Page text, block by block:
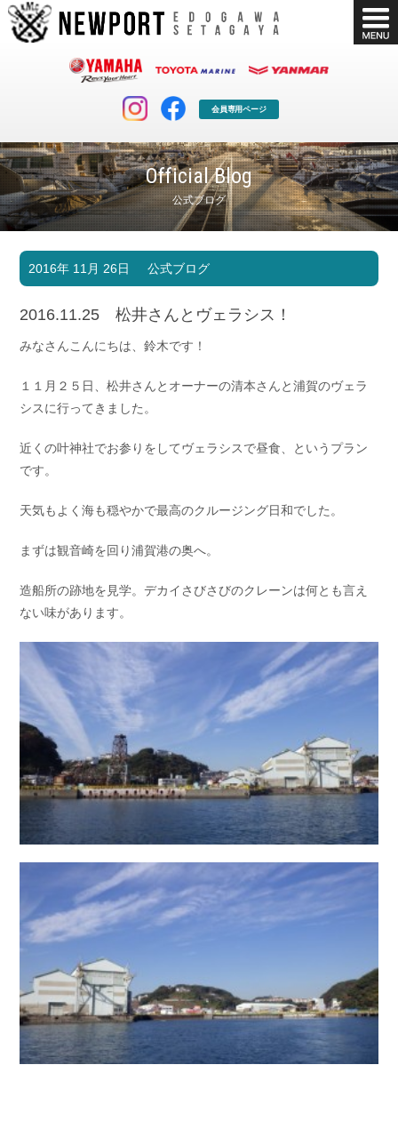
会員専用ページ
Official Blog
公式ブログ
マリンクラブ
マリンライフを堪能したい！
ボート販売
ボート免許
長年の実績と信頼！
シースタイル
Shop Info. Blog
お問い合わせ
2016年 11月 26日 公式ブログ
2016.11.25 松井さんとヴェラシス！
みなさんこんにちは、鈴木です！
１１月２５日、松井さんとオーナーの清本さんと浦賀のヴェラ
シスに行ってきました。
近くの叶神社でお参りをしてヴェラシスで昼食、というプラン
です。
天気もよく海も穏やかで最高のクルージング日和でした。
まずは観音崎を回り浦賀港の奥へ。
造船所の跡地を見学。デカイさびさびのクレーンは何とも言え
ない味があります。